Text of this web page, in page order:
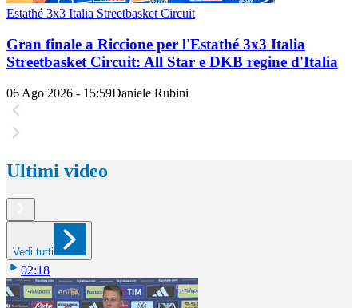
Estathé 3x3 Italia Streetbasket Circuit
Gran finale a Riccione per l'Estathé 3x3 Italia
Streetbasket Circuit: All Star e DKB regine d'Italia
06 Ago 2026 - 15:59Daniele Rubini
Ultimi video
Vedi tutti
02:18